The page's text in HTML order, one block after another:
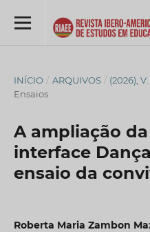
INÍCIO / ARQUIVOS / (2026),
Ensaios
A ampliação
interface
ensaio da
Roberta Maria Zambon